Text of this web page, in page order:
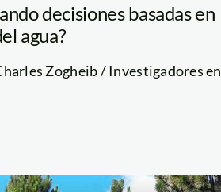
decisiones basadas en
agua?
Zogheib / Investigadores en